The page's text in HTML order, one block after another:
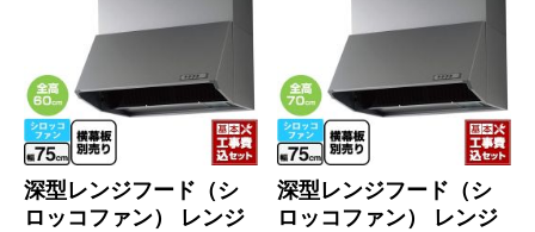
深型レンジフード（シ
ロッコファン） レンジ
深型レンジフード（シ
ロッコファン） レンジ